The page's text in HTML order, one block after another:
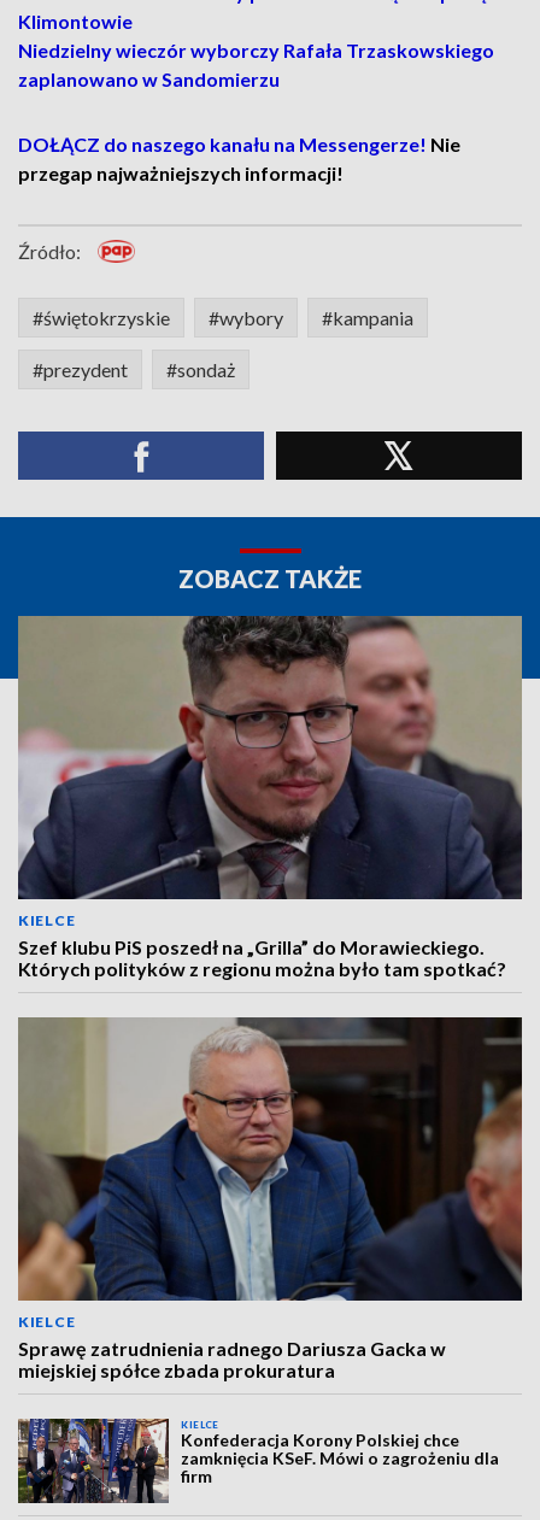
Klimontowie
Niedzielny wieczór wyborczy Rafała Trzaskowskiego
zaplanowano w Sandomierzu
DOŁĄCZ do naszego kanału na Messengerze! Nie
przegap najważniejszych informacji!
Źródło:
#świętokrzyskie #wybory #kampania
#prezydent #sondaż
ZOBACZ TAKŻE
KIELCE
Szef klubu PiS poszedł na „Grilla” do Morawieckiego.
Których polityków z regionu można było tam spotkać?
KIELCE
Sprawę zatrudnienia radnego Dariusza Gacka w
miejskiej spółce zbada prokuratura
KIELCE
Konfederacja Korony Polskiej chce
zamknięcia KSeF. Mówi o zagrożeniu dla
firm